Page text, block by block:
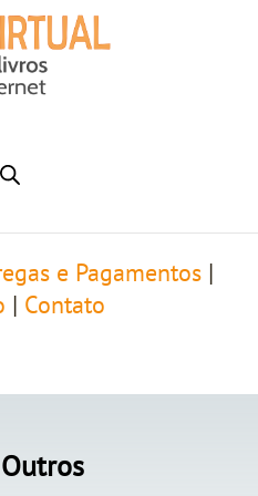
e Pagamentos
Contato